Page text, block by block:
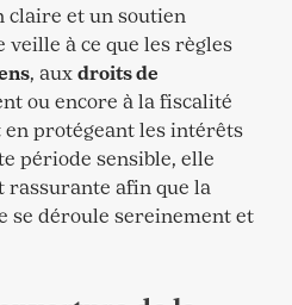
claire et un soutien
à ce que les règles
, aux droits de
ou encore à la fiscalité
en protégeant les intérêts
période sensible, elle
rassurante afin que la
déroule sereinement et